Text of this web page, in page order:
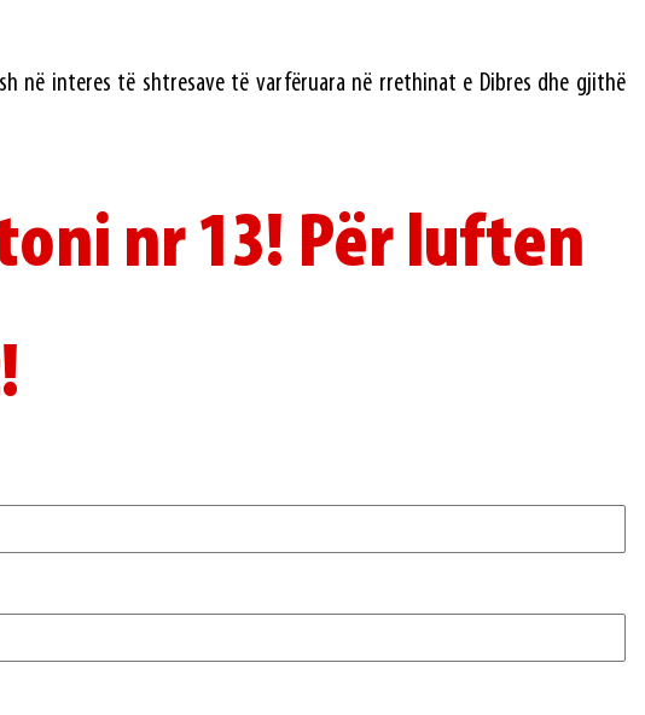
në interes të shtresave të varfëruara në rrethinat e Dibres dhe gjithë
nr 13! Për luften